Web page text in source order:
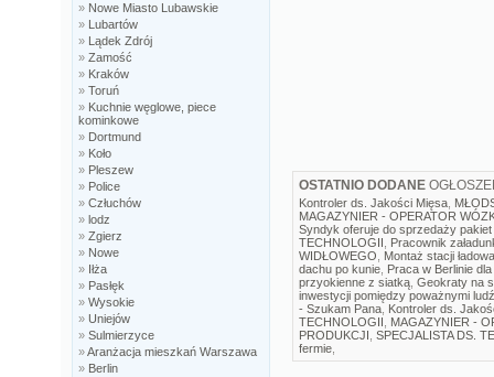
» Nowe Miasto Lubawskie
» Lubartów
» Lądek Zdrój
» Zamość
» Kraków
» Toruń
» Kuchnie węglowe, piece
kominkowe
» Dortmund
» Koło
» Pleszew
» Police
» Człuchów
» lodz
» Zgierz
» Nowe
» Iłża
» Pasłęk
» Wysokie
» Uniejów
» Sulmierzyce
»Aranżacja mieszkań Warszawa
» Berlin
OSTATNIO DODANE
Kontroler ds. Jakości Mięsa
MAGAZYNIER - OPERATOR
Syndyk oferuje do sprzedaży
TECHNOLOGII
Pracownik
WIDŁOWEGO
Montaż stacji
dachu po kunie
Praca w Berlinie
przyokienne z siatką Geokraty na
inwestycji pomiędzy poważnymi
- Szukam Pana
Kontroler ds.
TECHNOLOGII
MAGAZYNIER -
PRODUKCJI
SPECJALISTA DS.
fermie